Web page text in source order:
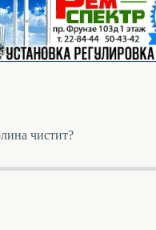
чистит?